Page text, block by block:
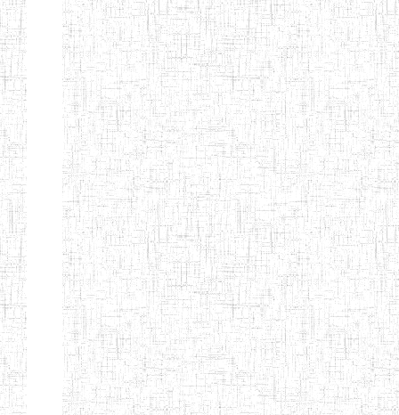
Suivant
Fin
Etablissements
d'enseignement
secondaire
technique
et
professionnel
ESTP